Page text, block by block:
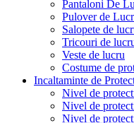
Pantaloni De
Pulover de
Salopete de
Tricouri de
Veste de lucru
Costume de
Incaltaminte de
Nivel de
Nivel de
Nivel de